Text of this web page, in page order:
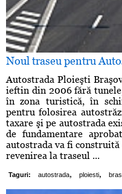
Noul traseu pentru
Autostrada Ploieşti
ieftin din 2006 fără
în zona turistică, în
pentru folosirea
taxare şi pe autostrada
de fundamentare
autostrada va fi
revenirea la traseul ...
Taguri: autostrada, ploiesti,